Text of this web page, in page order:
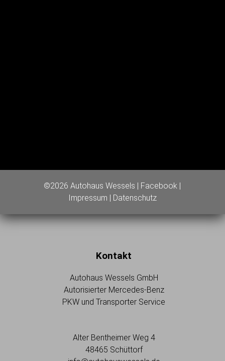
©2026 Autohaus Wessels | Facebook |
Impressum | Datenschutz
Kontakt
Autohaus Wessels GmbH
Autorisierter Mercedes-Benz
PKW und Transporter Service
Alter Bentheimer Weg 4
48465 Schüttorf